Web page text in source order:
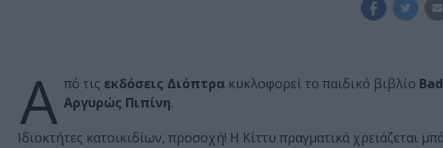
Α πό τις εκδόσεις Διόπτρα κυκλοφορεί το παιδικό βιβλίο
Αργυρώς Πιπίνη.
Ιδιοκτήτες κατοικιδίων, προσοχή! Η Κίττυ πραγματικά χρειάζεται